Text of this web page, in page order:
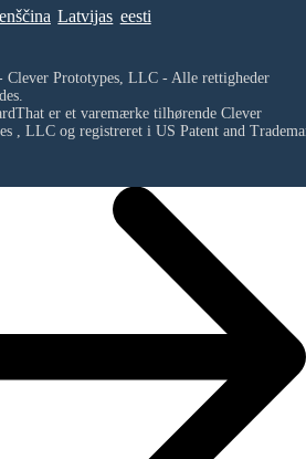
Latvijas eesti
Clever Prototypes, LLC - Alle rettigheder
er et varemærke tilhørende Clever
, LLCog registreret i US Patent and